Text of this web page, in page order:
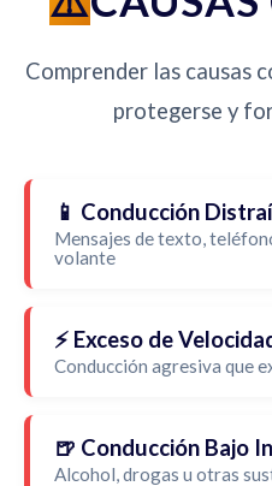
Comprender las causas
protegerse y
📱 Conducción
Mensajes de texto,
volante
⚡ Exceso de
Conducción agresiva que
🍺 Conducción Bajo
Alcohol, drogas u otras